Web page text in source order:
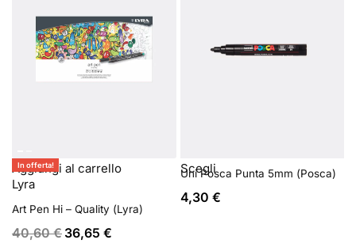
In offerta!
Aggiungi al carrello
Lyra
Art Pen Hi – Quality (Lyra)
40,60€ 36,65 €
Scegli
Uni Posca Punta 5mm (Posca)
4,30 €